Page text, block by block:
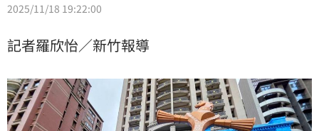
2025/11/18 19:22:00
記者羅欣怡／新竹報導